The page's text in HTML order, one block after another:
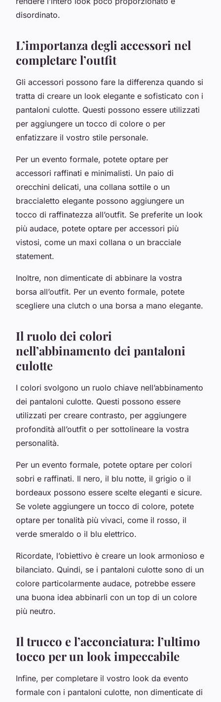
disordinato.
L’importanza degli accessori nel
completare l’outfit
Gli accessori possono fare la differenza quando si
tratta di creare un look elegante e sofisticato con i
pantaloni culotte. Questi possono essere utilizzati
per aggiungere un tocco di colore o per
enfatizzare il vostro stile personale.
Per un evento formale, potete optare per
accessori raffinati e minimalisti. Un paio di
orecchini delicati, una collana sottile o un
braccialetto elegante possono aggiungere un
tocco di raffinatezza all’outfit. Se preferite un look
più audace, potete optare per accessori più
vistosi, come un maxi collana o un bracciale
statement.
Inoltre, non dimenticate di abbinare la vostra
borsa all’outfit. Per un evento formale, potete
scegliere una clutch o una borsa a mano elegante.
Il ruolo dei colori
nell’abbinamento dei pantaloni
culotte
I colori svolgono un ruolo chiave nell’abbinamento
dei pantaloni culotte. Questi possono essere
utilizzati per creare contrasto, per aggiungere
profondità all’outfit o per sottolineare la vostra
personalità.
Per un evento formale, potete optare per colori
sobri e raffinati. Il nero, il blu notte, il grigio o il
bordeaux possono essere scelte eleganti e sicure.
Se volete aggiungere un tocco di colore, potete
optare per tonalità più vivaci, come il rosso, il
verde smeraldo o il blu elettrico.
Ricordate, l’obiettivo è creare un look armonioso e
bilanciato. Quindi, se i pantaloni culotte sono di un
colore particolarmente audace, potrebbe essere
una buona idea abbinarli con un top di un colore
più neutro.
Il trucco e l’acconciatura: l’ultimo
tocco per un look impeccabile
Infine, per completare il vostro look da evento
formale con i pantaloni culotte, non dimenticate di